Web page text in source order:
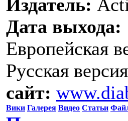
Издатель:
Дата выхода:
Европейская
Русская
сайт:
Вики Галерея Видео Статьи